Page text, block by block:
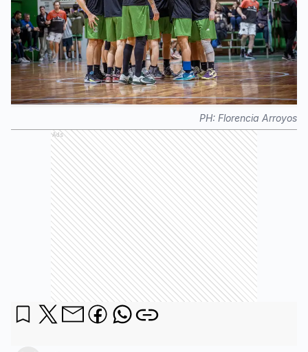
PH: Florencia Arroyos
Ads